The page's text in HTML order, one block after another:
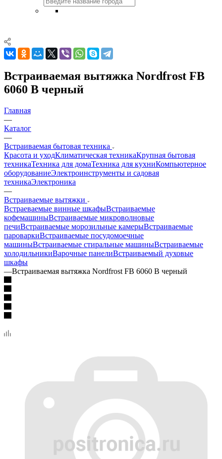
Встраиваемая вытяжка Nordfrost FB
6060 B черный
Главная
—
Каталог
—
Встраиваемая бытовая техника
Красота и уходКлиматическая техникаКрупная бытовая
техникаТехника для домаТехника для кухниКомпьютерное
оборудованиеЭлектроинструменты и садовая
техникаЭлектроника
—
Встраиваемые вытяжки
Встраеваемые винные шкафыВстраиваемые
кофемашиныВстраиваемые микроволновые
печиВстраиваемые морозильные камерыВстраиваемые
пароваркиВстраиваемые посудомоечные
машиныВстраиваемые стиральные машиныВстраиваемые
холодильникиВарочные панелиВстраиваемый духовые
шкафы
—Встраиваемая вытяжка Nordfrost FB 6060 B черный